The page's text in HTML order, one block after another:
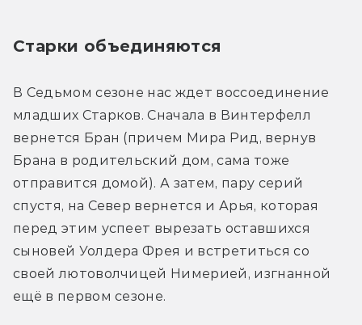
Старки объединяются
В Седьмом сезоне нас ждет воссоединение
младших Старков. Сначала в Винтерфелл
вернется Бран (причем Мира Рид, вернув
Брана в родительский дом, сама тоже
отправится домой). А затем, пару серий
спустя, на Север вернется и Арья, которая
перед этим успеет вырезать оставшихся
сыновей Уолдера Фрея и встретиться со
своей лютоволчицей Нимерией, изгнанной
ещё в первом сезоне.